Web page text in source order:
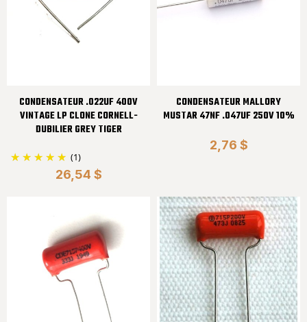
CONDENSATEUR .022UF 400V
VINTAGE LP CLONE CORNELL-
DUBILIER GREY TIGER
(1)
26,54 $
CONDENSATEUR MALLORY
MUSTAR 47NF .047UF 250V 10%
2,76 $